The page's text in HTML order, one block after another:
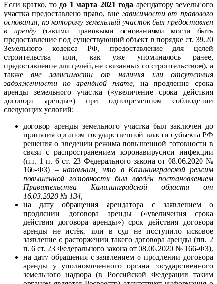
Если кратко, то до 1 марта 2021 года арендатору земельного
участка предоставлено право, внезависимости от правового
основания, по которому земельный участок был предоставлен
в аренду (такими правовыми основаниями могли быть
предоставление под существующий объект в порядке ст. 39.20
Земельного кодекса РФ, предоставление для целей
строительства или, как уже упоминалось ранее,
предоставление для целей, не связанных со строительством), а
такжевне зависимости от наличия или отсутствия
задолженности по арендной плате, на продление срока
аренды земельного участка («увеличение срока действия
договора аренды») при одновременном соблюдении
следующих условий:
договор аренды земельного участка был заключен до
принятия органом государственной власти субъекта РФ
решения о введении режима повышенной готовности в
связи с распространением коронавирусной инфекции
(пп. 1 п. 6 ст. 23 Федерального закона от 08.06.2020 №
166-ФЗ) –напомним, что в Калининградской режим
повышенной готовности был введён постановлением
Правительства Калининградской области от
16.03.2020 № 134,
на дату обращения арендатора с заявлением о
продлении договора аренды («увеличения срока
действия договора аренды») срок действия договора
аренды не истёк, или в суд не поступило исковое
заявление о расторжении такого договора аренды (пп. 2
п. 6 ст. 23 Федерального закона от 08.06.2020 № 166-ФЗ),
на дату обращения с заявлением о продлении договора
аренды у уполномоченного органа государственного
земельного надзора (в Российской Федерации таким